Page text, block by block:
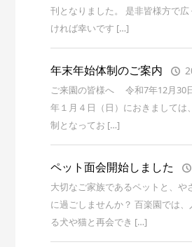
刊となりました。 是非皆様方で
ければ幸いです […]
年末年始体制のご案内
ご来園の皆様へ 令和7年12月30
年１月４日（日）におきましては
制となってお […]
ペット面会開始しました
大切なご家族であるペットと、や
に過ごしませんか？ 百楽園では
る犬や猫と再会でき […]